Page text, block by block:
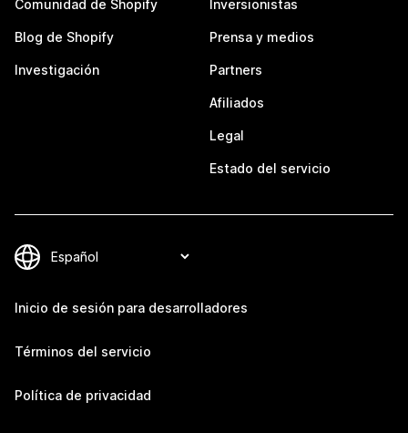
Comunidad de Shopify
Blog de Shopify
Investigación
Inversionistas
Prensa y medios
Partners
Afiliados
Legal
Estado del servicio
Inicio de sesión para desarrolladores
Términos del servicio
Política de privacidad